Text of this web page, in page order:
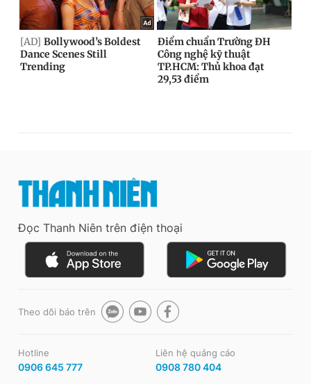
Đọc Thanh Niên trên điện thoại
Theo dõi báo trên
Hotline
0906 645 777
Liên hệ quảng cáo
0908 780 404